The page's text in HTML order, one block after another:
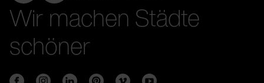
Wir machen Städte
schöner